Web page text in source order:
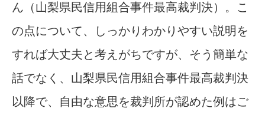
ん（山梨県民信用組合事件最高裁判決）。こ
の点について、しっかりわかりやすい説明を
すれば大丈夫と考えがちですが、そう簡単な
話でなく、山梨県民信用組合事件最高裁判決
以降で、自由な意思を裁判所が認めた例はご